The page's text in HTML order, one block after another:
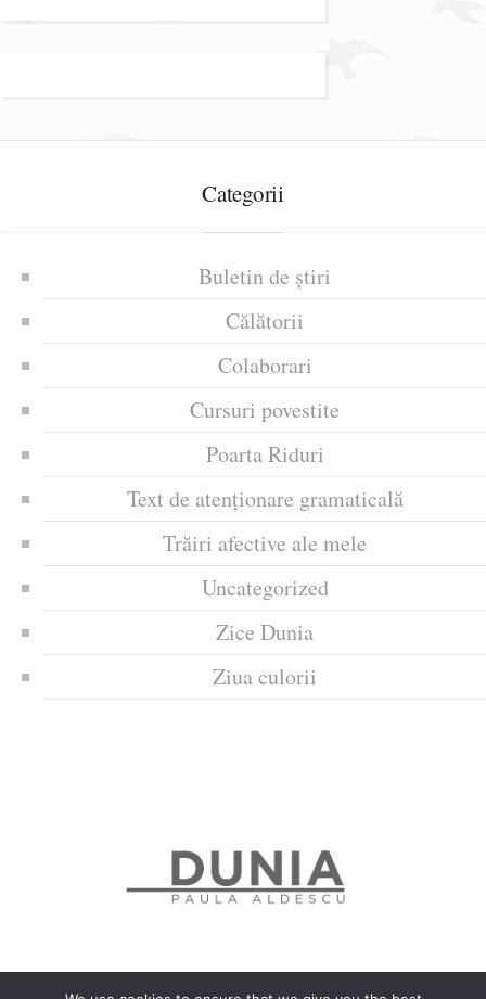
Categorii
Buletin de știri
Călătorii
Colaborari
Cursuri povestite
Poarta Riduri
Text de atenționare gramaticală
Trăiri afective ale mele
Uncategorized
Zice Dunia
Ziua culorii